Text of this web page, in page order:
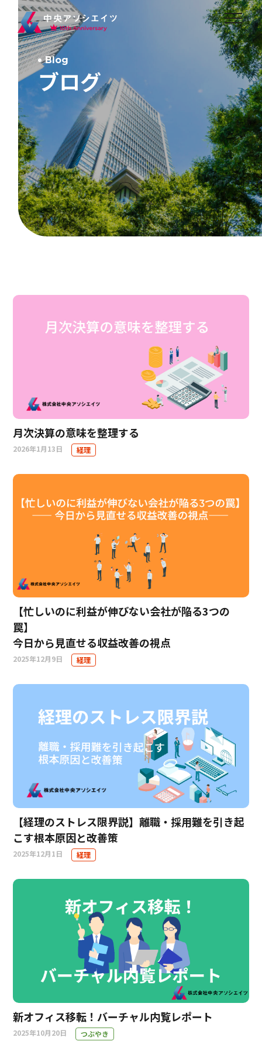
Blog
ブログ
月次決算の意味を整理する
2026年1月13日 経理
【忙しいのに利益が伸びない会社が陥る3つの
罠】
今日から見直せる収益改善の視点
2025年12月9日 経理
【経理のストレス限界説】離職・採用難を引き起
こす根本原因と改善策
2025年12月1日 経理
新オフィス移転！バーチャル内覧レポート
2025年10月20日 つぶやき